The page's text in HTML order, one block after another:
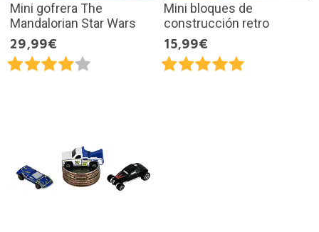
Mini gofrera The
Mandalorian Star Wars
29,99€
Mini bloques de
construcción retro
15,99€